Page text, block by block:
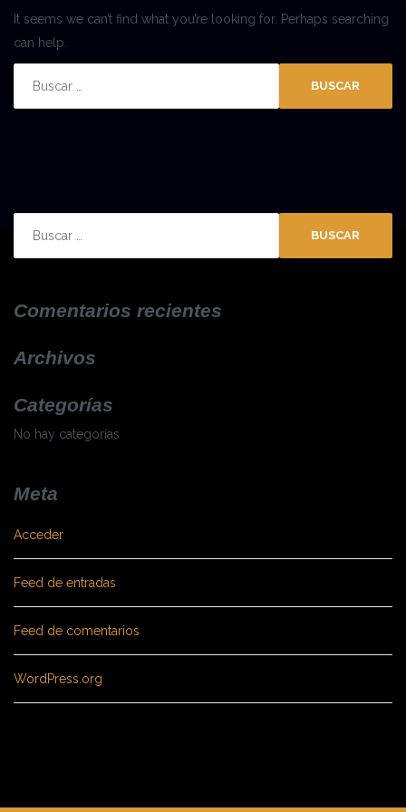
It seems we can’t find what you’re looking for. Perhaps searching
can help.
Comentarios recientes
Archivos
Categorías
No hay categorías
Meta
Acceder
Feed de entradas
Feed de comentarios
WordPress.org